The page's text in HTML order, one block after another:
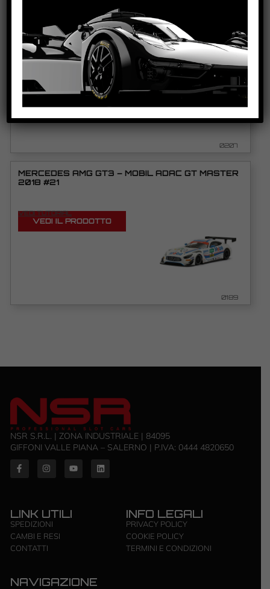
MERCEDES AMG GT3 – REPSOL RACING #7
VEDI TUTORIAL
VEDI IL PRODOTTO
0207
MERCEDES AMG GT3 – MOBIL ADAC GT MASTER
2018 #21
VEDI TUTORIAL
VEDI IL PRODOTTO
0189
NSR S.R.L. | ZONA INDUSTRIALE | 84095
GIFFONI VALLE PIANA – SALERNO | P.IVA: ‭0444 4820650‬
LINK UTILI
SPEDIZIONI
CAMBI E RESI
CONTATTI
INFO LEGALI
PRIVACY POLICY
COOKIE POLICY
TERMINI E CONDIZIONI
NAVIGAZIONE